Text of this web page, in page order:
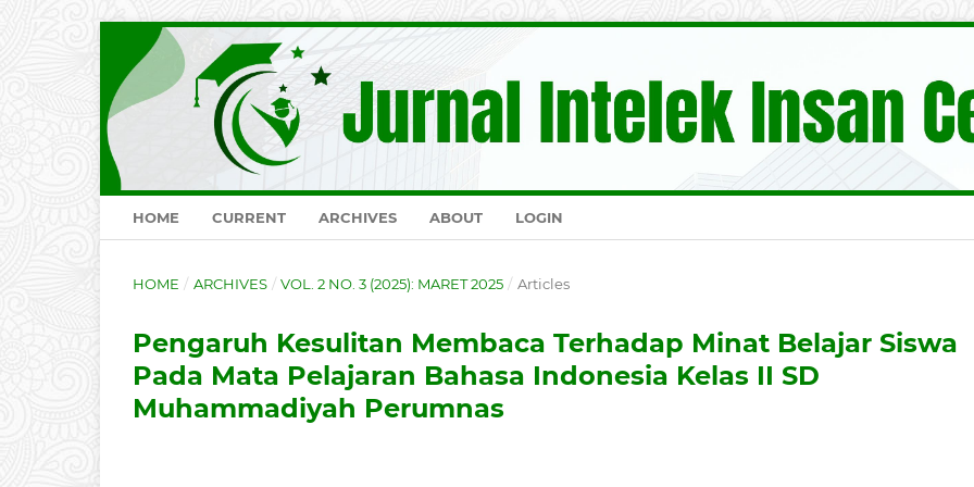
HOME CURRENT ARCHIVES ABOUT LOGIN
HOME / ARCHIVES / VOL. 2 NO. 3 (2025): MARET 2025 / Articles
Pengaruh Kesulitan Membaca Terhadap Minat Belajar Siswa
Pada Mata Pelajaran Bahasa Indonesia Kelas II SD
Muhammadiyah Perumnas